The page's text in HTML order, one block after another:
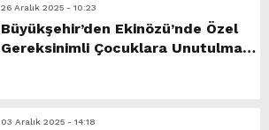
26 Aralık 2025 - 10:23
Büyükşehir’den Ekinözü’nde Özel
Gereksinimli Çocuklara Unutulmaz
03 Aralık 2025 - 14:18